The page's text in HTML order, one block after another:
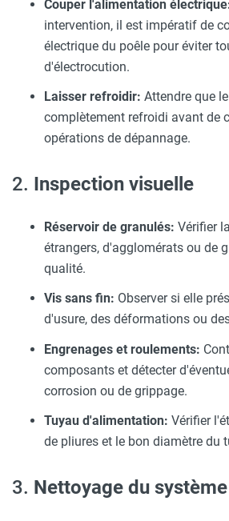
Couper l'alimentation
intervention, il est impératif de
électrique du poêle pour éviter
d'électrocution.
Laisser refroidir: Attendre que
complètement refroidi avant de
opérations de dépannage.
2. Inspection visuelle
Réservoir de granulés: Vérifier
étrangers, d'agglomérats ou de
qualité.
Vis sans fin: Observer si elle
d'usure, des déformations ou
Engrenages et roulements:
composants et détecter
corrosion ou de grippage.
Tuyau d'alimentation: Vérifier
de pliures et le bon diamètre du
3. Nettoyage du système